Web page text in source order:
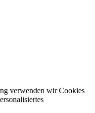
verwenden wir Cookies